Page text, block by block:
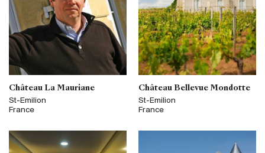
Château La Mauriane
St-Emilion
France
Château Bellevue Mondotte
St-Emilion
France